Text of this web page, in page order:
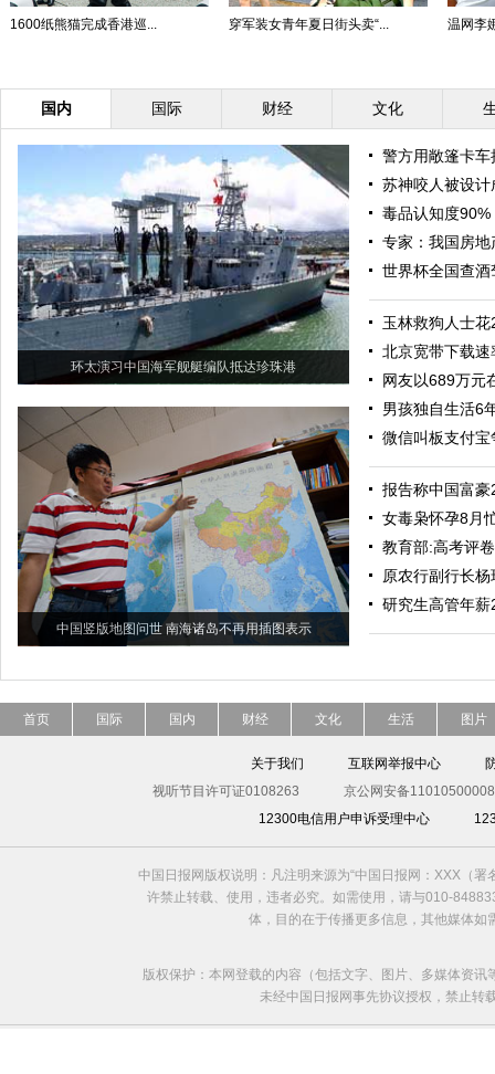
1600纸熊猫完成香港巡... 穿军装女青年夏日街头卖“... 温网李
国内 国际 财经 文化
环太演习中国海军舰艇编队抵达珍珠港
中国竖版地图问世 南海诸岛不再用插图表示
警方用敞篷卡
苏神咬人被设
毒品认知度
专家：我国房
世界杯全国查
玉林救狗人士
北京宽带下载
网友以689万元
男孩独自生活6
微信叫板支付
报告称中国富
女毒枭怀孕8月
教育部:高考评
原农行副行长
研究生高管年
首页 国际 国内 财经 文化 生活 图片
关于我们 互联网举报中心
视听节目许可证0108263
京公网安备
12300电信用户申诉受理中心
中国日报网版权说明：凡注明来源为“中国日报网：XXX（
许禁止转载、使用，违者必究。如需使用，请与010-
体，目的在于传播更多信息，其他媒体
版权保护：本网登载的内容（包括文字、图片、多媒体资
未经中国日报网事先协议授权，禁止转